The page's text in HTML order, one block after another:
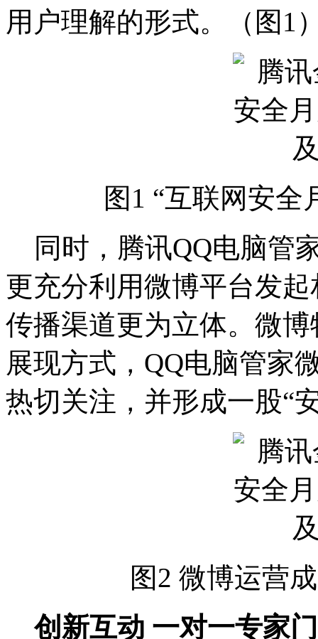
用户理解的形式。（图1
图1 “互联网安全
同时，腾讯QQ电脑管
更充分利用微博平台发
传播渠道更为立体。微
展现方式，QQ电脑管家
热切关注，并形成一股“
图2 微博运营
创新互动 一对一专家